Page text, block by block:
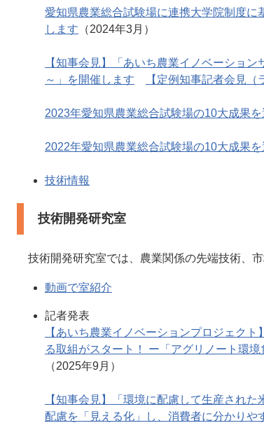
愛知県農業総合試験場に連携大学院制度
します （2024年3月）
【知事会見】「 あいち農業イノベーション
～」を開催します
【定例知事記者会見（
2023年愛知県農業総合試験場の10大成果
2022年愛知県農業総合試験場の10大成果
技術情報
技術開発研究室
技術開発研究室では、農業関係の先端技術、
動画で室紹介
記者発表
【あいち農業イノベーションプロジェク
る取組がスタート！ ー「アグリノート環
（2025年9月）
【知事会見】「環境に配慮して生産され
配慮を「見える化」し、消費者に分かりや